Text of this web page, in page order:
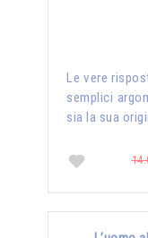
Le vere
semplici
sia la sua